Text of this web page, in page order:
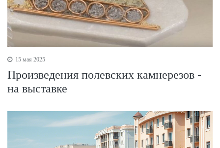
15 мая 2025
Произведения полевских камнерезов -
на выставке